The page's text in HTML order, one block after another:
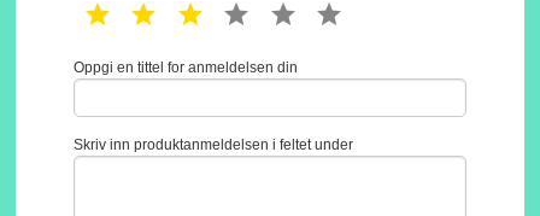
1 star 2 star 3 star 4 star 5 star
Oppgi en tittel for anmeldelsen din
Skriv inn produktanmeldelsen i feltet under